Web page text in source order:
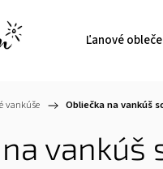
Ľanové
vankúše / Obliečka na vankúš
vankúš